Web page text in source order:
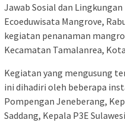
Jawab Sosial dan
Ecoeduwisata Mangrove,
kegiatan penanaman
Kecamatan Tamalanrea,
Kegiatan yang mengusung
ini dihadiri oleh beberapa
Pompengan Jeneberang,
Saddang, Kepala P3E